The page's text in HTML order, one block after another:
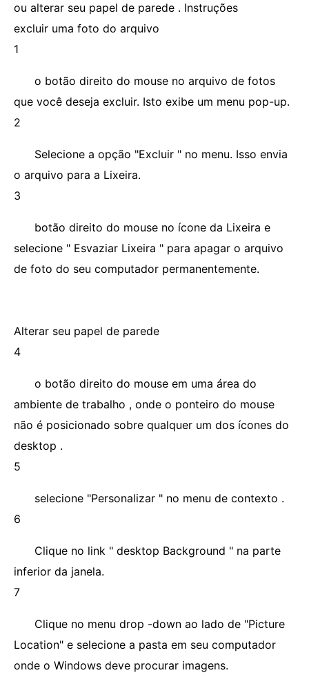
ou alterar seu papel de parede . Instruções
excluir uma foto do arquivo
1
o botão direito do mouse no arquivo de fotos
que você deseja excluir. Isto exibe um menu pop-up.
2
Selecione a opção "Excluir " no menu. Isso envia
o arquivo para a Lixeira.
3
botão direito do mouse no ícone da Lixeira e
selecione " Esvaziar Lixeira " para apagar o arquivo
de foto do seu computador permanentemente.
Alterar seu papel de parede
4
o botão direito do mouse em uma área do
ambiente de trabalho , onde o ponteiro do mouse
não é posicionado sobre qualquer um dos ícones do
desktop .
5
selecione "Personalizar " no menu de contexto .
6
Clique no link " desktop Background " na parte
inferior da janela.
7
Clique no menu drop -down ao lado de "Picture
Location" e selecione a pasta em seu computador
onde o Windows deve procurar imagens.